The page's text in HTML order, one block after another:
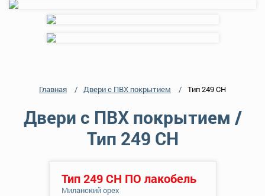
Главная Двери с ПВХ покрытием Тип 249 СН
Двери с ПВХ покрытием /
Тип 249 СН
Тип 249 СН ПО лакобель
Миланский орех